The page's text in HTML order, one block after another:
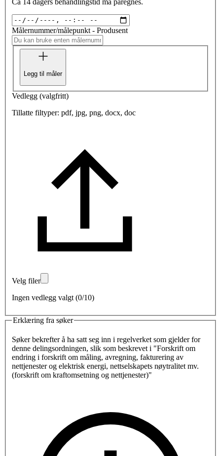
Målernummer/målepunkt - Produsent
Legg til måler
Vedlegg (valgfritt)
Tillatte filtyper: pdf, jpg, png, docx, doc
Velg filer
Ingen vedlegg valgt (0/10)
Erklæring fra søker
Søker bekrefter å ha satt seg inn i regelverket som gjelder for
denne delingsordningen, slik som beskrevet i "Forskrift om
endring i forskrift om måling, avregning, fakturering av
nettjenester og elektrisk energi, nettselskapets nøytralitet mv.
(forskrift om kraftomsetning og nettjenester)"